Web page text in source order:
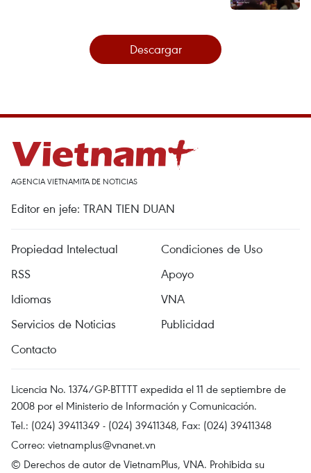
Descargar
AGENCIA VIETNAMITA DE NOTICIAS
Editor en jefe: TRAN TIEN DUAN
Propiedad Intelectual
Condiciones de Uso
RSS
Apoyo
Idiomas
VNA
Servicios de Noticias
Publicidad
Contacto
Licencia No. 1374/GP-BTTTT expedida el 11 de septiembre de
2008 por el Ministerio de Información y Comunicación.
Tel.: (024) 39411349 - (024) 39411348, Fax: (024) 39411348
Correo: vietnamplus@vnanet.vn
© Derechos de autor de VietnamPlus, VNA. Prohibida su